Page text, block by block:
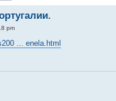
pm
... enela.html